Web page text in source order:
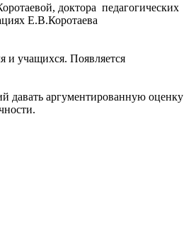
доктора педагогических
Е.В.Коротаева
и учащихся. Появляется
давать аргументированную оценку